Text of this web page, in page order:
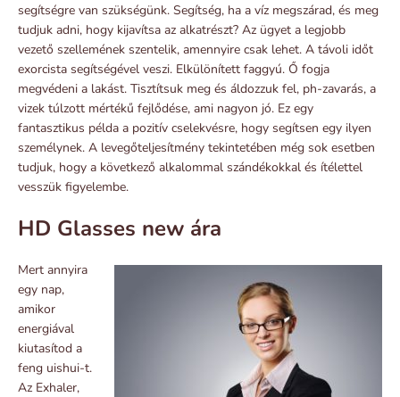
segítségre van szükségünk. Segítség, ha a víz megszárad, és meg
tudjuk adni, hogy kijavítsa az alkatrészt? Az ügyet a legjobb
vezető szellemének szentelik, amennyire csak lehet. A távoli időt
exorcista segítségével veszi. Elkülönített faggyú. Ő fogja
megvédeni a lakást. Tisztítsuk meg és áldozzuk fel, ph-zavarás, a
vizek túlzott mértékű fejlődése, ami nagyon jó. Ez egy
fantasztikus példa a pozitív cselekvésre, hogy segítsen egy ilyen
személynek. A levegőteljesítmény tekintetében még sok esetben
tudjuk, hogy a következő alkalommal szándékokkal és ítélettel
vesszük figyelembe.
HD Glasses new ára
Mert annyira
egy nap,
amikor
energiával
kiutasítod a
feng uishui-t.
Az Exhaler,